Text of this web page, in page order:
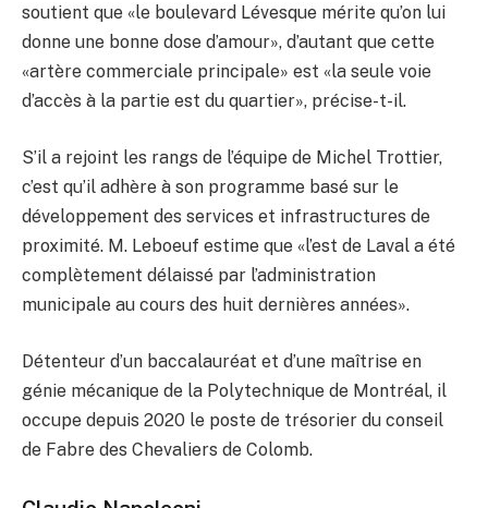
soutient que «le boulevard Lévesque mérite qu’on lui
donne une bonne dose d’amour», d’autant que cette
«artère commerciale principale» est «la seule voie
d’accès à la partie est du quartier», précise-t-il.
S’il a rejoint les rangs de l’équipe de Michel Trottier,
c’est qu’il adhère à son programme basé sur le
développement des services et infrastructures de
proximité. M. Leboeuf estime que «l’est de Laval a été
complètement délaissé par l’administration
municipale au cours des huit dernières années».
Détenteur d’un baccalauréat et d’une maîtrise en
génie mécanique de la Polytechnique de Montréal, il
occupe depuis 2020 le poste de trésorier du conseil
de Fabre des Chevaliers de Colomb.